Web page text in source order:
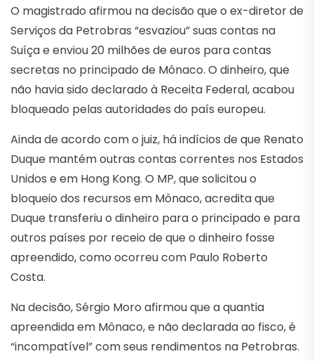
O magistrado afirmou na decisão que o ex-diretor de
Serviços da Petrobras “esvaziou” suas contas na
Suíça e enviou 20 milhões de euros para contas
secretas no principado de Mônaco. O dinheiro, que
não havia sido declarado à Receita Federal, acabou
bloqueado pelas autoridades do país europeu.
Ainda de acordo com o juiz, há indícios de que Renato
Duque mantém outras contas correntes nos Estados
Unidos e em Hong Kong. O MP, que solicitou o
bloqueio dos recursos em Mônaco, acredita que
Duque transferiu o dinheiro para o principado e para
outros países por receio de que o dinheiro fosse
apreendido, como ocorreu com Paulo Roberto
Costa.
Na decisão, Sérgio Moro afirmou que a quantia
apreendida em Mônaco, e não declarada ao fisco, é
“incompatível” com seus rendimentos na Petrobras.